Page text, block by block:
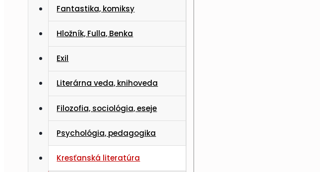
Fantastika, komiksy
Hložník, Fulla, Benka
Exil
Literárna veda, knihoveda
Filozofia, sociológia, eseje
Psychológia, pedagogika
Kresťanská literatúra